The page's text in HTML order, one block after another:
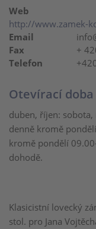
Klasicistní lovecký
stol. pro Jana
Web
http://www.zamek-
Email
Fax
+
Telefon
Otevírací doba
duben, říjen:
denně kromě
kromě pondělí
dohodě.